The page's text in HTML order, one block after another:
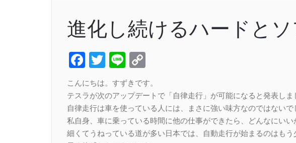
進化し続けるハードとソ
Facebook
Twitter
Line
Link
こんにちは。すずきです。
テスラが次のアップデートで「自律走行」が可能になると発表しま
自律走行は車を使っている人には、まさに強い味方なのではないで
私自身、車に乗っている時間に他の仕事ができたら、どんなにいい
細くてうねっている道が多い日本では、自動走行が始まるのはも